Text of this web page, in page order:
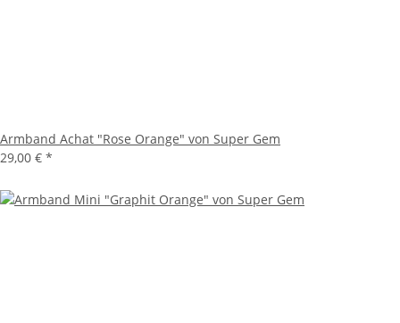
Armband Achat "Rose Orange" von Super Gem
29,00 € *